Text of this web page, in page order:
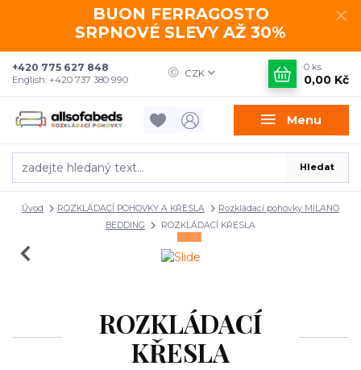
BUON FERRAGOSTO
SRPNOVÉ SLEVY AŽ 30%
Menu
CZK
Hledat
+420 775 627 848
English: +420 737 380 990
0 ks
0,00 Kč
Úvod ROZKLÁDACÍ POHOVKY A KŘESLA
Rozkládací pohovky MILANO
BEDDING
ROZKLÁDACÍ KŘESLA
ROZKLÁDACÍ
KŘESLA